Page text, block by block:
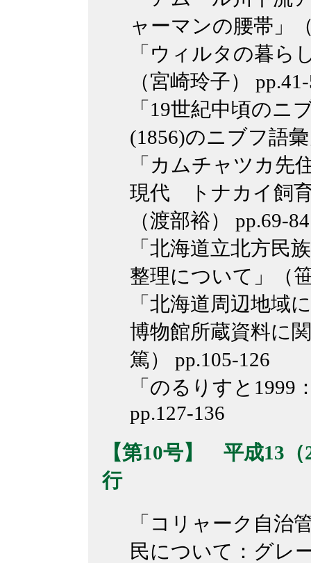
ャーマンの腰帯」
「ウィルタの暮ら
（宮崎玲子）
「19世紀中頃のニ
(1856)のニブフ語
「カムチャツカ
現代 トナカイ飼
（渡部裕） pp.69-84
「北海道立北方民
整理について」（
「北海道周辺地域
博物館所蔵資料に
篤） pp.105-126
「のるりすと
pp.127-136
【第10号】 平成13（
行
「コリャーク自治
民について：グレ